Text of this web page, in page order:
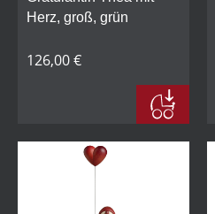
Herz, groß, grün
126,00 €